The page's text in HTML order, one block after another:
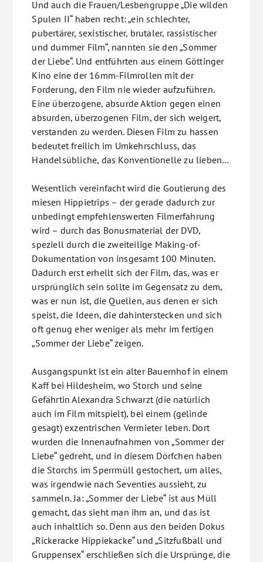
Und auch die Frauen/Lesbengruppe „Die wilden
Spulen II“ haben recht: „ein schlechter,
pubertärer, sexistischer, brutaler, rassistischer
und dummer Film“, nannten sie den „Sommer
der Liebe“. Und entführten aus einem Göttinger
Kino eine der 16mm-Filmrollen mit der
Forderung, den Film nie wieder aufzuführen.
Eine überzogene, absurde Aktion gegen einen
absurden, überzogenen Film, der sich weigert,
verstanden zu werden. Diesen Film zu hassen
bedeutet freilich im Umkehrschluss, das
Handelsübliche, das Konventionelle zu lieben…
Wesentlich vereinfacht wird die Goutierung des
miesen Hippietrips – der gerade dadurch zur
unbedingt empfehlenswerten Filmerfahrung
wird – durch das Bonusmaterial der DVD,
speziell durch die zweiteilige Making-of-
Dokumentation von insgesamt 100 Minuten.
Dadurch erst erhellt sich der Film, das, was er
ursprünglich sein sollte im Gegensatz zu dem,
was er nun ist, die Quellen, aus denen er sich
speist, die Ideen, die dahinterstecken und sich
oft genug eher weniger als mehr im fertigen
„Sommer der Liebe“ zeigen.
Ausgangspunkt ist ein alter Bauernhof in einem
Kaff bei Hildesheim, wo Storch und seine
Gefährtin Alexandra Schwarzt (die natürlich
auch im Film mitspielt), bei einem (gelinde
gesagt) exzentrischen Vermieter leben. Dort
wurden die Innenaufnahmen von „Sommer der
Liebe“ gedreht, und in diesem Dörfchen haben
die Storchs im Sperrmüll gestochert, um alles,
was irgendwie nach Seventies aussieht, zu
sammeln. Ja: „Sommer der Liebe“ ist aus Müll
gemacht, das sieht man ihm an, und das ist
auch inhaltlich so. Denn aus den beiden Dokus
„Rickeracke Hippiekacke“ und „Sitzfußball und
Gruppensex“ erschließen sich die Ursprünge, die